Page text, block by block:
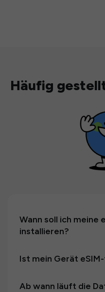
Häufig
Wann soll ich meine
installieren?
Ist mein Gerät
Ab wann läuft die